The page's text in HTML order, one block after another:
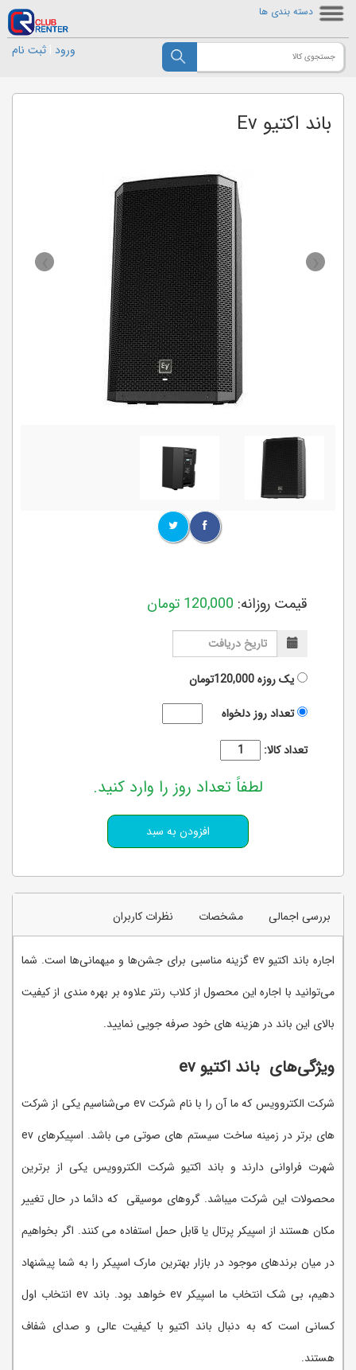
دسته بندی ها
ورود ثبت نام
باند اکتیو Ev
‹
›
قیمت روزانه: 120,000 تومان
یک روزه120,000تومان
تعداد روز دلخواه
تعداد کالا:
لطفاً تعداد روز را وارد کنید.
بررسی اجمالی مشخصات نظرات کاربران
اجاره باند اکتیو ev گزینه مناسبی برای جشن‌ها و میهمانی‌ها است. شما
می‌توانید با اجاره این محصول از کلاب رنتر علاوه بر بهره مندی از کیفیت
بالای این باند در هزینه های خود صرفه جویی نمایید.
ویژگی‌های باند اکتیوev
شرکت الکتروویس که ما آن را با نام شرکت ev می‌شناسیم یکی از شرکت
های برتر در زمینه ساخت سیستم های صوتی می باشد. اسپیکرهای ev
شهرت فراوانی دارند و باند اکتیو شرکت الکتروویس یکی از برترین
محصولات این شرکت میباشد. گروهای موسیقی که دائما در حال تغییر
مکان هستند از اسپیکر پرتال یا قابل حمل استفاده می کنند. اگر بخواهیم
در میان برندهای موجود در بازار بهترین مارک اسپیکر را به شما پیشنهاد
دهیم، بی شک انتخاب ما اسپیکر ev خواهد بود. باند ev انتخاب اول
کسانی است که به دنبال باند اکتیو با کیفیت عالی و صدای شفاف
هستند.